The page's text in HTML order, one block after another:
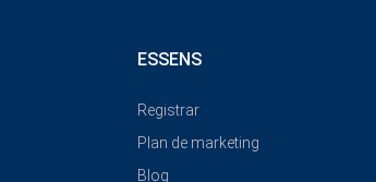
ESSENS
Registrar
Plan de marketing
Blog